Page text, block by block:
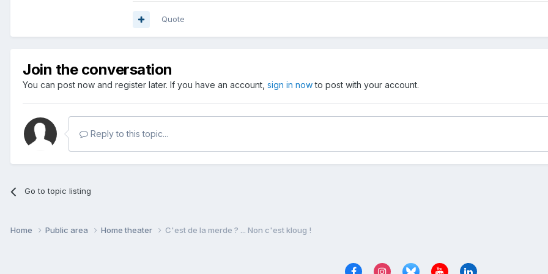
Quote
Join the conversation
You can post now and register later. If you have an account, sign in nowto post with your account.
Reply to this topic...
Go to topic listing
Home Public area Home theater C'est de la merde ? ... Non c'est kloug !